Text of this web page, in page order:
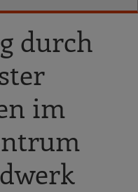
sind von der
betroffen,
kommen auf sie zu,
und welche
mit diesem
umgehen und
in der Aus- und
durch
im